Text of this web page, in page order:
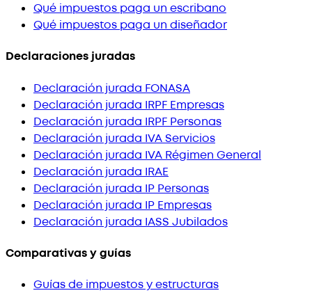
Qué impuestos paga un escribano
Qué impuestos paga un diseñador
Declaraciones juradas
Declaración jurada FONASA
Declaración jurada IRPF Empresas
Declaración jurada IRPF Personas
Declaración jurada IVA Servicios
Declaración jurada IVA Régimen General
Declaración jurada IRAE
Declaración jurada IP Personas
Declaración jurada IP Empresas
Declaración jurada IASS Jubilados
Comparativas y guías
Guías de impuestos y estructuras